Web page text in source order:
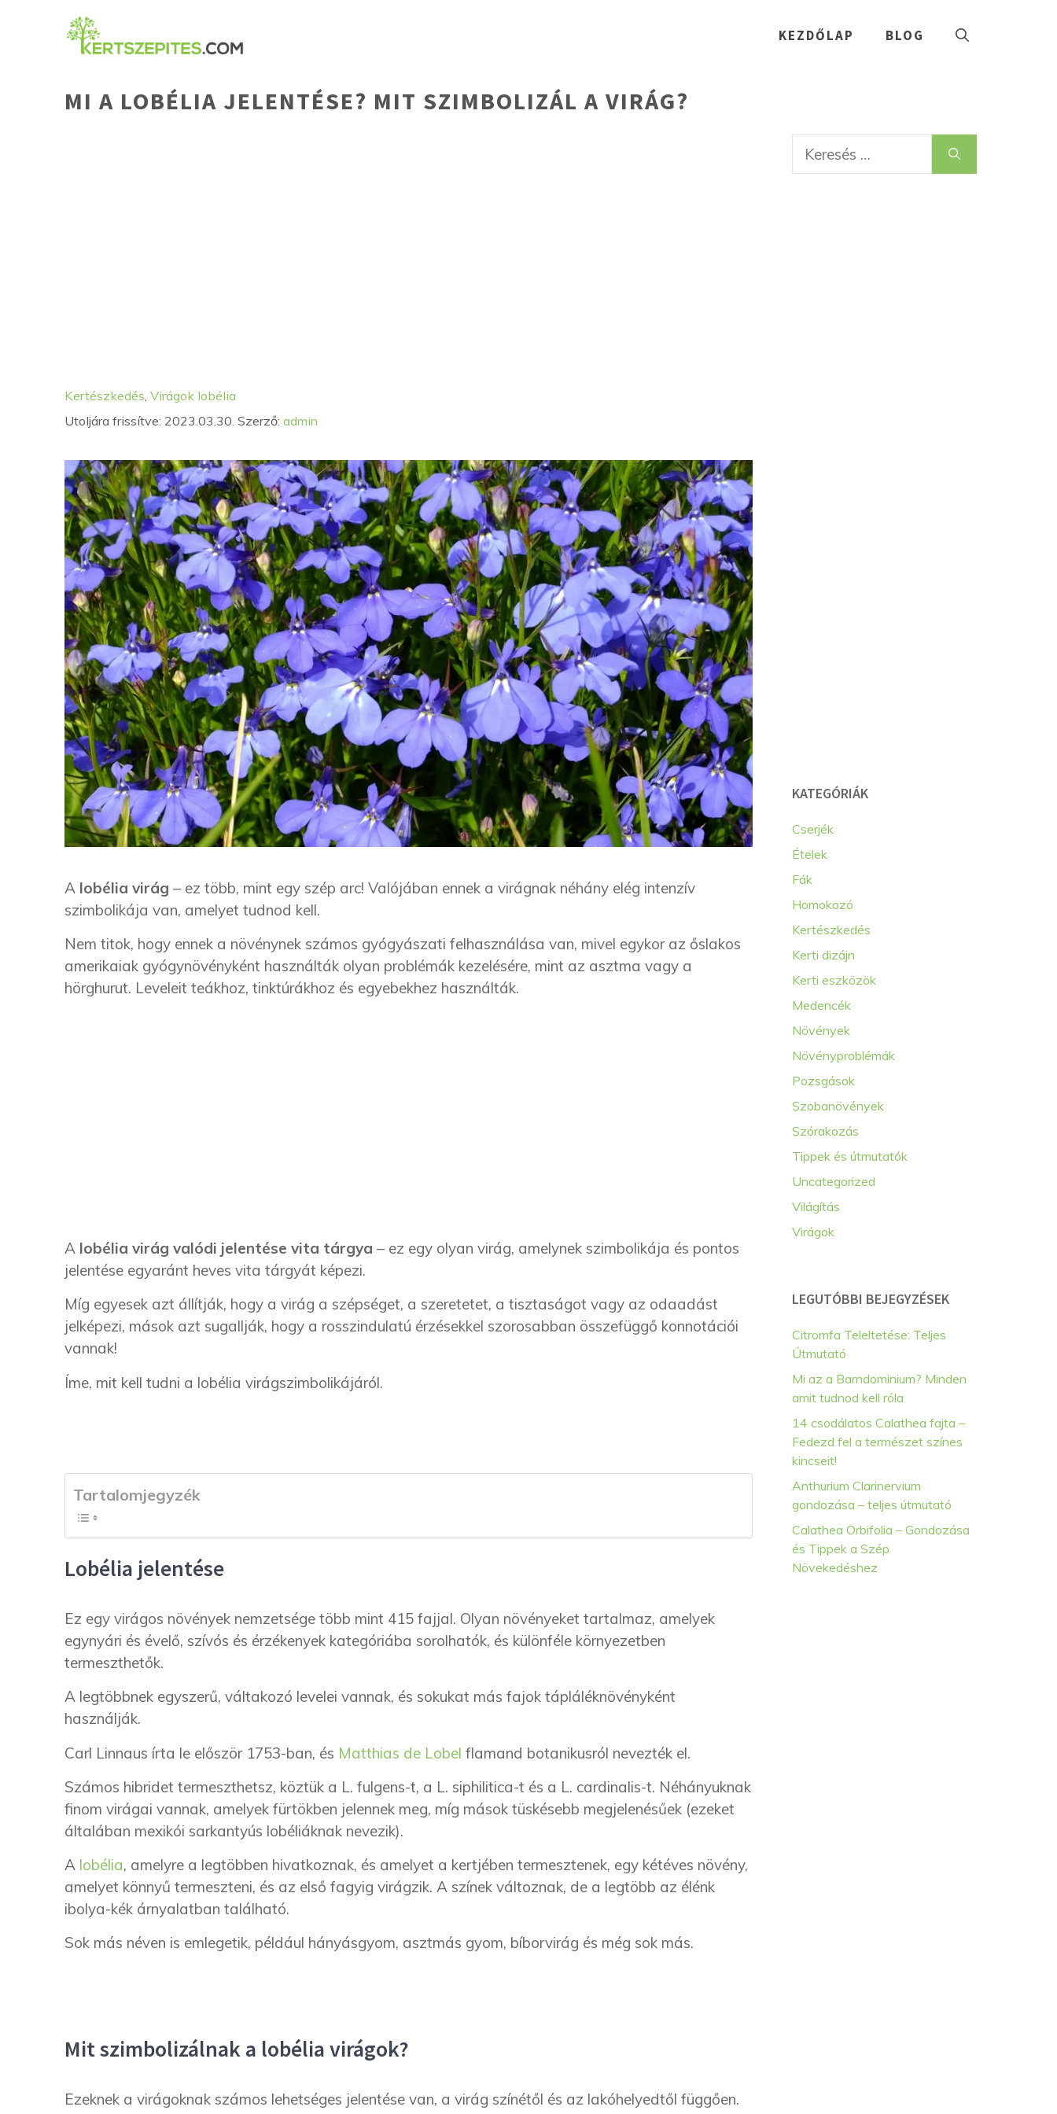
KEZDŐLAP BLOG
MI A LOBÉLIA JELENTÉSE? MIT SZIMBOLIZÁL A VIRÁG?
Kategória
Kertészkedés, Virágok Címkék
lobélia
Utoljára frissítve: 2023.03.30. Szerző: admin
A lobélia virág – ez több, mint egy szép arc! Valójában ennek a virágnak néhány elég intenzív
szimbolikája van, amelyet tudnod kell.
Nem titok, hogy ennek a növénynek számos gyógyászati felhasználása van, mivel egykor az őslakos
amerikaiak gyógynövényként használták olyan problémák kezelésére, mint az asztma vagy a
hörghurut. Leveleit teákhoz, tinktúrákhoz és egyebekhez használták.
A lobélia virág valódi jelentése vita tárgya – ez egy olyan virág, amelynek szimbolikája és pontos
jelentése egyaránt heves vita tárgyát képezi.
Míg egyesek azt állítják, hogy a virág a szépséget, a szeretetet, a tisztaságot vagy az odaadást
jelképezi, mások azt sugallják, hogy a rosszindulatú érzésekkel szorosabban összefüggő konnotációi
vannak!
Íme, mit kell tudni a lobélia virágszimbolikájáról.
Tartalomjegyzék
Lobélia jelentése
Ez egy virágos növények nemzetsége több mint 415 fajjal. Olyan növényeket tartalmaz, amelyek
egynyári és évelő, szívós és érzékenyek kategóriába sorolhatók, és különféle környezetben
termeszthetők.
A legtöbbnek egyszerű, váltakozó levelei vannak, és sokukat más fajok tápláléknövényként
használják.
Carl Linnaus írta le először 1753-ban, és Matthias de Lobel flamand botanikusról nevezték el.
Számos hibridet termeszthetsz, köztük a L. fulgens-t, a L. siphilitica-t és a L. cardinalis-t. Néhányuknak
finom virágai vannak, amelyek fürtökben jelennek meg, míg mások tüskésebb megjelenésűek (ezeket
általában mexikói sarkantyús lobéliáknak nevezik).
A lobélia, amelyre a legtöbben hivatkoznak, és amelyet a kertjében termesztenek, egy kétéves növény,
amelyet könnyű termeszteni, és az első fagyig virágzik. A színek változnak, de a legtöbb az élénk
ibolya-kék árnyalatban található.
Sok más néven is emlegetik, például hányásgyom, asztmás gyom, bíborvirág és még sok más.
Mit szimbolizálnak a lobélia virágok?
Ezeknek a virágoknak számos lehetséges jelentése van, a virág színétől és az lakóhelyedtől függően.
KATEGÓRIÁK
Cserjék
Ételek
Fák
Homokozó
Kertészkedés
Kerti dizájn
Kerti eszközök
Medencék
Növények
Növényproblémák
Pozsgások
Szobanövények
Szórakozás
Tippek és útmutatók
Uncategorized
Világítás
Virágok
LEGUTÓBBI BEJEGYZÉSEK
Citromfa Teleltetése: Teljes
Útmutató
Mi az a Barndominium? Minden
amit tudnod kell róla
14 csodálatos Calathea fajta –
Fedezd fel a természet színes
kincseit!
Anthurium Clarinervium
gondozása – teljes útmutató
Calathea Orbifolia – Gondozása
és Tippek a Szép
Növekedéshez